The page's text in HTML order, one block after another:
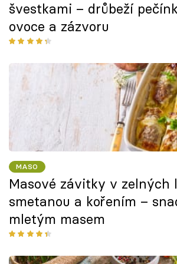
švestkami – drůbeží
ovoce a zázvoru
MASO
Masové závitky v zelných
smetanou a kořením –
mletým masem